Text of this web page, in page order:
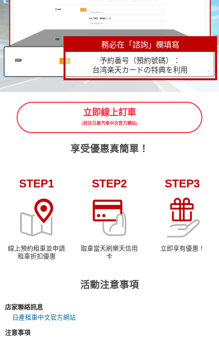
務必在「諮詢」欄填寫
予約番号（預約號碼）：
台湾楽天カードの特典を利用
立即線上訂車
(前往日產汽車中文官方網站)
享受優惠真簡單！
STEP1
線上預約租車並申請
租車折扣優惠
STEP2
取車當天刷樂天信用
卡
STEP3
立即享有優惠！
活動注意事項
店家聯絡訊息
日產租車中文官方網站
注意事項